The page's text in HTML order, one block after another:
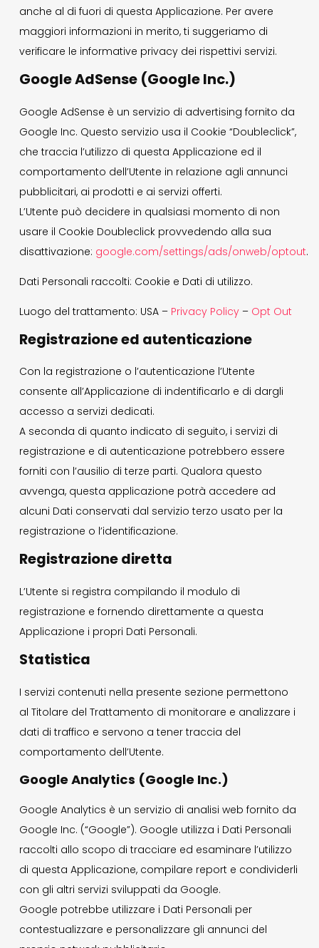
anche al di fuori di questa Applicazione. Per avere
maggiori informazioni in merito, ti suggeriamo di
verificare le informative privacy dei rispettivi servizi.
Google AdSense (Google Inc.)
Google AdSense è un servizio di advertising fornito da
Google Inc. Questo servizio usa il Cookie “Doubleclick”,
che traccia l’utilizzo di questa Applicazione ed il
comportamento dell’Utente in relazione agli annunci
pubblicitari, ai prodotti e ai servizi offerti.
L’Utente può decidere in qualsiasi momento di non
usare il Cookie Doubleclick provvedendo alla sua
disattivazione: google.com/settings/ads/onweb/optout.
Dati Personali raccolti: Cookie e Dati di utilizzo.
Luogo del trattamento: USA – Privacy Policy – Opt Out
Registrazione ed autenticazione
Con la registrazione o l’autenticazione l’Utente
consente all’Applicazione di indentificarlo e di dargli
accesso a servizi dedicati.
A seconda di quanto indicato di seguito, i servizi di
registrazione e di autenticazione potrebbero essere
forniti con l’ausilio di terze parti. Qualora questo
avvenga, questa applicazione potrà accedere ad
alcuni Dati conservati dal servizio terzo usato per la
registrazione o l’identificazione.
Registrazione diretta
L’Utente si registra compilando il modulo di
registrazione e fornendo direttamente a questa
Applicazione i propri Dati Personali.
Statistica
I servizi contenuti nella presente sezione permettono
al Titolare del Trattamento di monitorare e analizzare i
dati di traffico e servono a tener traccia del
comportamento dell’Utente.
Google Analytics (Google Inc.)
Google Analytics è un servizio di analisi web fornito da
Google Inc. (“Google”). Google utilizza i Dati Personali
raccolti allo scopo di tracciare ed esaminare l’utilizzo
di questa Applicazione, compilare report e condividerli
con gli altri servizi sviluppati da Google.
Google potrebbe utilizzare i Dati Personali per
contestualizzare e personalizzare gli annunci del